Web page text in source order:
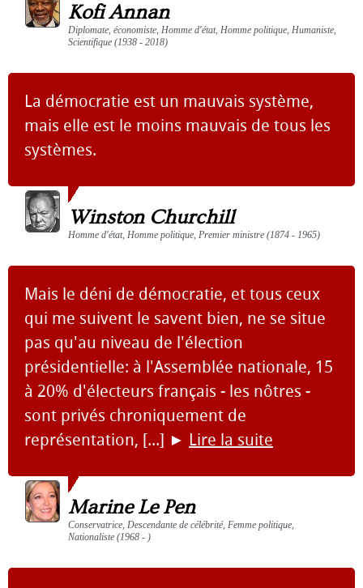
Kofi Annan
Diplomate, économiste, Homme d'état, Homme politique, Humaniste,
Scientifique (1938 - 2018)
La démocratie est un mauvais système,
mais elle est le moins mauvais de tous les
systèmes.
Winston Churchill
Homme d'état, Homme politique, Premier ministre (1874 - 1965)
Mais le déni de démocratie, et tous ceux
qui me suivent le savent bien, ne se situe
pas qu'au niveau de l'élection
présidentielle: à l'Assemblée nationale, 15
à 20% d'électeurs français - les nôtres -
sont privés chroniquement de
représentation, [...] ► Lire la suite
Marine Le Pen
Conservatrice, Descendante de célébrité, Femme politique,
Nationaliste (1968 - )